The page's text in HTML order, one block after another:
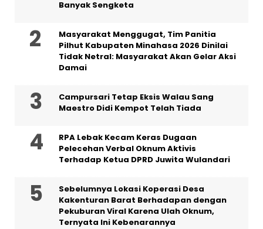
Banyak Sengketa
Masyarakat Menggugat, Tim Panitia
Pilhut Kabupaten Minahasa 2026 Dinilai
Tidak Netral: Masyarakat Akan Gelar Aksi
Damai
Campursari Tetap Eksis Walau Sang
Maestro Didi Kempot Telah Tiada
RPA Lebak Kecam Keras Dugaan
Pelecehan Verbal Oknum Aktivis
Terhadap Ketua DPRD Juwita Wulandari
Sebelumnya Lokasi Koperasi Desa
Kakenturan Barat Berhadapan dengan
Pekuburan Viral Karena Ulah Oknum,
Ternyata Ini Kebenarannya